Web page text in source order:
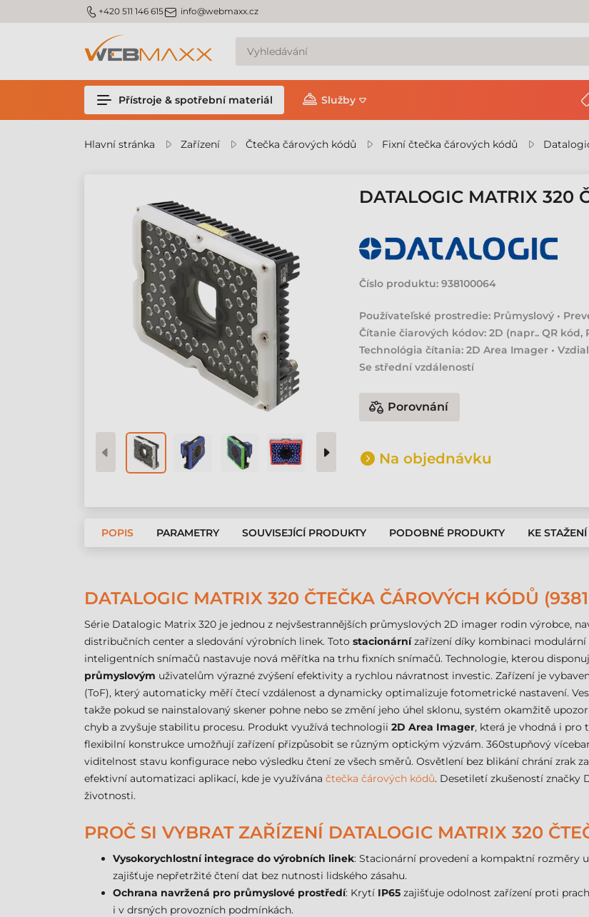
m_phone +420 511 146 615m_email info@webmaxx.cz
Přístroje & spotřební materiál Služby
Hlavní stránka Zařízení Čtečka čárových kódů Fixní čtečka čárových kódů
DATALOGIC MATRIX 320
Číslo produktu: 938100064
Používateľské prostredie: Průmyslový •
Čítanie čiarových kódov: 2D (napr.. QR kód,
Technológia čítania: 2D Area Imager •
Se střední vzdáleností
Porovnání
Na objednávku
POPIS PARAMETRY SOUVISEJÍCÍ PRODUKTY PODOBNÉ PRODUKTY KE STAŽENÍ
DATALOGIC MATRIX 320 ČTEČKA ČÁROVÝCH KÓDŮ
Série Datalogic Matrix 320 je jednou z nejvšestrannějších průmyslových 2D imager rodin výrobce,
distribučních center a sledování výrobních linek. Toto stacionárnízařízení díky kombinaci modulární
inteligentních snímačů nastavuje nová měřítka na trhu fixních snímačů. Technologie, kterou
průmyslovým uživatelům výrazné zvýšení efektivity a rychlou návratnost investic. Zařízení je
(ToF), který automaticky měří čtecí vzdálenost a dynamicky optimalizuje fotometrické nastavení.
takže pokud se nainstalovaný skener pohne nebo se změní jeho úhel sklonu, systém okamžitě
chyb a zvyšuje stabilitu procesu. Produkt využívá technologii 2D Area Imager, která je vhodná i pro
flexibilní konstrukce umožňují zařízení přizpůsobit se různým optickým výzvám. 360stupňový
viditelnost stavu konfigurace nebo výsledku čtení ze všech směrů. Osvětlení bez blikání chrání zrak
efektivní automatizaci aplikací, kde je využívána čtečka čárových kódů. Desetiletí zkušeností značky
životnosti.
PROČ SI VYBRAT ZAŘÍZENÍ DATALOGIC MATRIX 320
Vysokorychlostní integrace do výrobních linek: Stacionární provedení a kompaktní rozměry
zajišťuje nepřetržité čtení dat bez nutnosti lidského zásahu.
Ochrana navržená pro průmyslové prostředí: Krytí IP65 zajišťuje odolnost zařízení proti
i v drsných provozních podmínkách.